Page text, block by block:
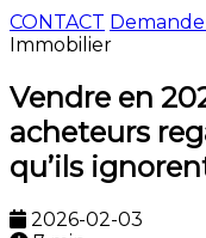
CONTACT
Immobilier
Vendre en
acheteurs
qu’ils
2026-02-03